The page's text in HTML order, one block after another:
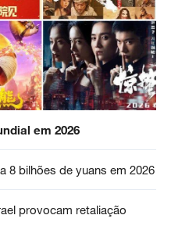
em 2026
8 bilhões de yuans em 2026
provocam retaliação